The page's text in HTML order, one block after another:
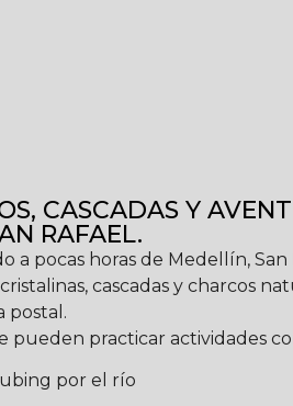
CASCADAS Y
RAFAEL.
a pocas horas de Medellín,
cascadas y charcos
postal.
pueden practicar actividades
por el río